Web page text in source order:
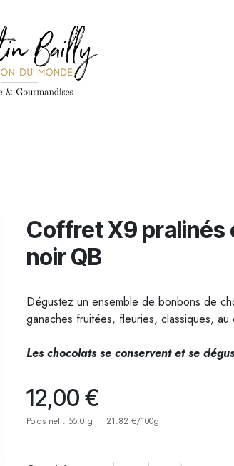
Coffret X9 pralinés
noir QB
Dégustez un ensemble de bonbons de
ganaches fruitées, fleuries, classiques, au
Les chocolats se conservent et se
12,00 €
Poids net : 55.0 g 21.82 €/100g